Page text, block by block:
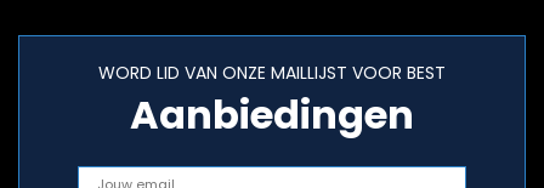
WORD LID VAN ONZE MAILLIJST VOOR BEST
Aanbiedingen